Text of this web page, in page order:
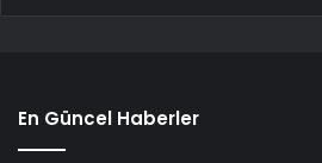
En Güncel Haberler